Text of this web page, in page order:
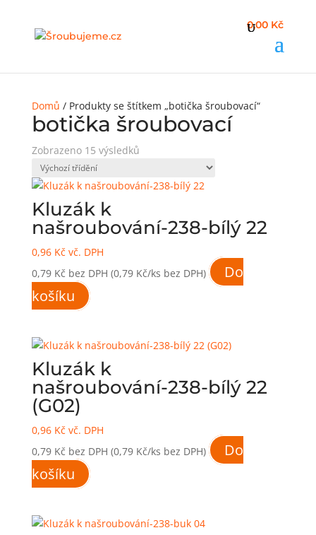
0,00 Kč
Domů / Produkty se štítkem „botička šroubovací“
botička šroubovací
Zobrazeno 15 výsledků
Kluzák k
našroubování-238-bílý 22
0,96 Kč vč. DPH
0,79 Kč bez DPH (0,79 Kč/ks bez DPH)
Do
košíku
Kluzák k
našroubování-238-bílý 22
(G02)
0,96 Kč vč. DPH
0,79 Kč bez DPH (0,79 Kč/ks bez DPH)
Do
košíku